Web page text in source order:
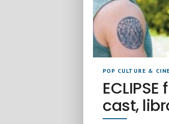
POP CULTURE &
cast,